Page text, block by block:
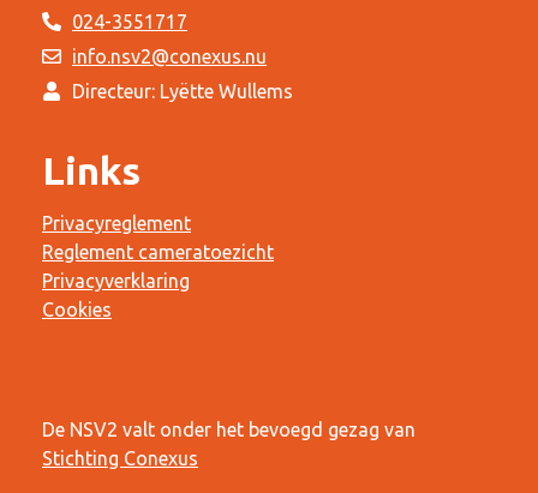
024-3551717
info.nsv2@conexus.nu
Directeur: Lyëtte Wullems
Links
Privacyreglement
Reglement cameratoezicht
Privacyverklaring
Cookies
De NSV2 valt onder het bevoegd gezag van
Stichting Conexus